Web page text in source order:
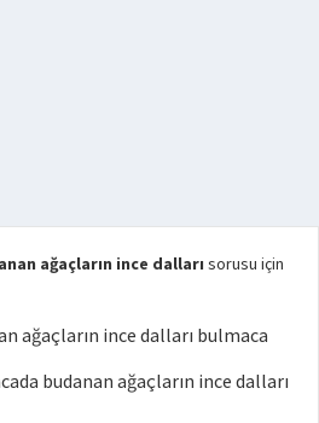
ağaçların ince dalları sorusu için
ağaçların ince dalları bulmaca
budanan ağaçların ince dalları